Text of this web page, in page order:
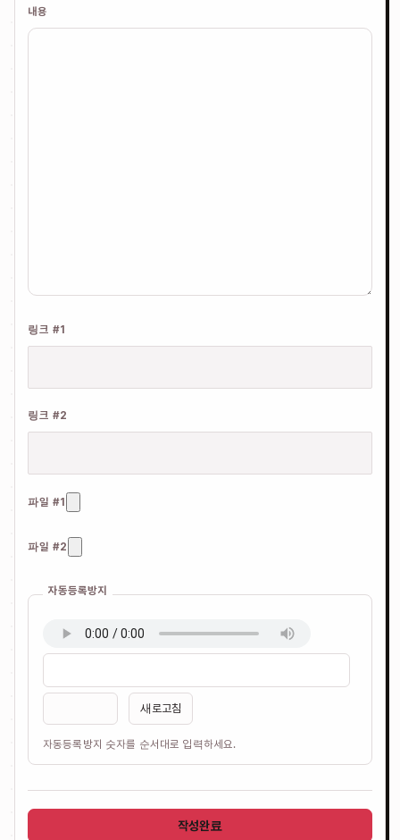
내용
웹에디터 시작 웹
링크 #1
링크 #2
파일 #1
파일 #2
자동등록방지
새로고침
자동등록방지 숫자를 순서대로 입력하세요.
작성완료